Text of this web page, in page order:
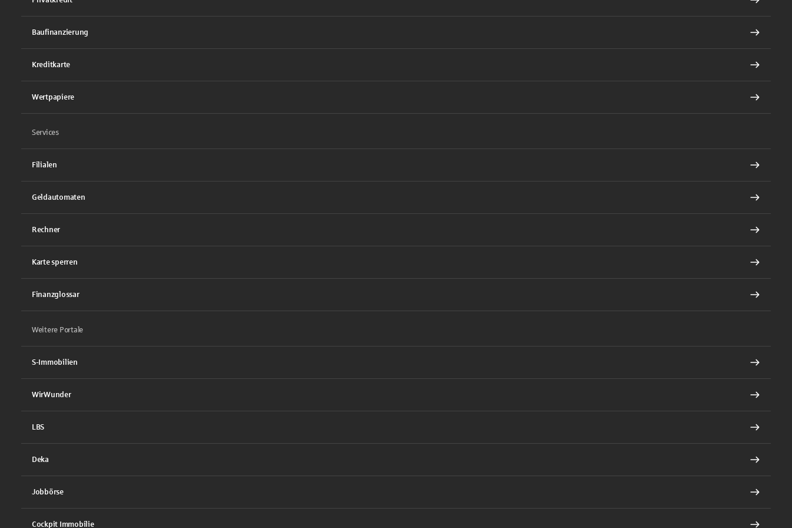
Baufinanzierung
Kreditkarte
Wertpapiere
Services
Filialen
Geldautomaten
Rechner
Karte sperren
Finanzglossar
Weitere Portale
S-Immobilien
WirWunder
LBS
Deka
Jobbörse
Cockpit Immobilie